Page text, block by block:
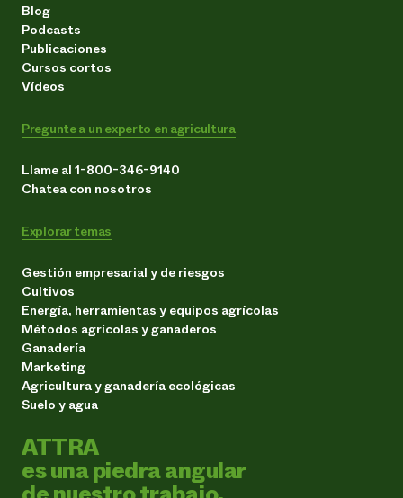
Blog
Podcasts
Publicaciones
Cursos cortos
Vídeos
Pregunte a un experto en agricultura
Llame al 1-800-346-9140
Chatea con nosotros
Explorar temas
Gestión empresarial y de riesgos
Cultivos
Energía, herramientas y equipos agrícolas
Métodos agrícolas y ganaderos
Ganadería
Marketing
Agricultura y ganadería ecológicas
Suelo y agua
ATTRA
es una piedra angular